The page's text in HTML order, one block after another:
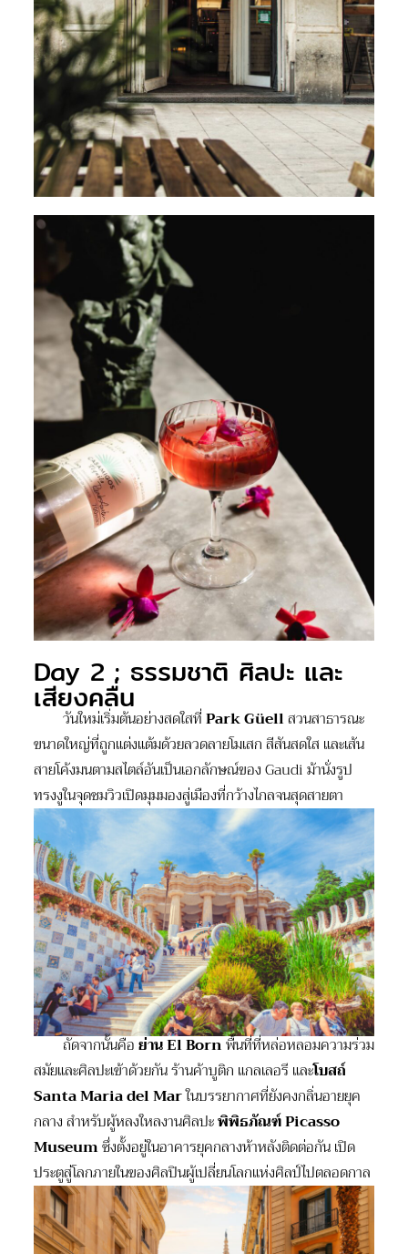
Day 2 : ธรรมชาติ ศิลปะ และ
เสียงคลื่น
วันใหม่เริ่มต้นอย่างสดใสที่Park Güellสวนสาธารณะ
ขนาดใหญ่ที่ถูกแต่งแต้มด้วยลวดลายโมเสก สีสันสดใส และเส้น
สายโค้งมนตามสไตล์อันเป็นเอกลักษณ์ของ Gaudi ม้านั่งรูป
ทรงงูในจุดชมวิวเปิดมุมมองสู่เมืองที่กว้างไกลจนสุดสายตา
ถัดจากนั้นคือย่านEl Bornพื้นที่ที่หล่อหลอมความร่วม
สมัยและศิลปะเข้าด้วยกัน ร้านค้าบูติก แกลเลอรี และโบสถ์
Santa Maria del Marในบรรยากาศที่ยังคงกลิ่นอายยุค
กลาง สำหรับผู้หลงใหลงานศิลปะพิพิธภัณฑ์Picasso
Museumซึ่งตั้งอยู่ในอาคารยุคกลางห้าหลังติดต่อกัน เปิด
ประตูสู่โลกภายในของศิลปินผู้เปลี่ยนโลกแห่งศิลป์ไปตลอดกาล